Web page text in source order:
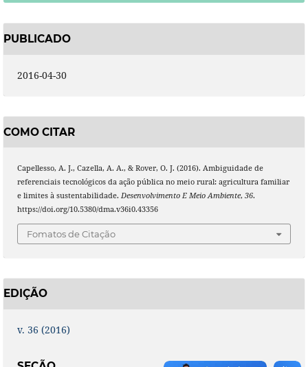
PUBLICADO
2016-04-30
COMO CITAR
Capellesso, A. J., Cazella, A. A., & Rover, O. J. (2016). Ambiguidade de
referenciais tecnológicos da ação pública no meio rural: agricultura familiar
e limites à sustentabilidade. Desenvolvimento E Meio Ambiente, 36.
https://doi.org/10.5380/dma.v36i0.43356
Fomatos de Citação
EDIÇÃO
v. 36 (2016)